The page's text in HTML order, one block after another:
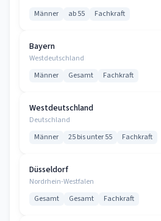
Männer ab 55 Fachkraft
Bayern
Westdeutschland
Männer Gesamt Fachkraft
Westdeutschland
Deutschland
Männer 25 bis unter 55 Fachkraft
Düsseldorf
Nordrhein-Westfalen
Gesamt Gesamt Fachkraft